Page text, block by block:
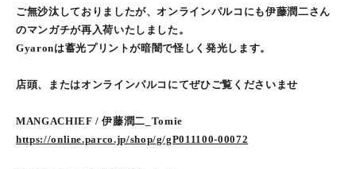
ご無沙汰しておりましたが、オンラインパルコにも伊藤潤二さん
のマンガチが再入荷いたしました。
Gyaronは蓄光プリントが暗闇で怪しく発光します。
店頭、またはオンラインパルコにてぜひご覧くださいませ
MANGACHIEF / 伊藤潤二_Tomie
https://online.parco.jp/shop/g/gP011100-00072